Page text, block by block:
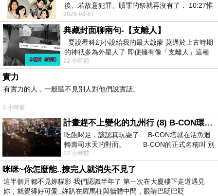
預購並結帳，享有9折優惠。
「好馨情」6吋蛋糕即日起開放早鳥預訂，訂價為1,380
元，只要在4月30日前預購並結帳，享有9折優惠。除此之
外，富士大飯店的立軒中餐廳也將在母親節檔期推出新菜
色，並且設計多套母親節獨家合菜菜單，供應日期為5月
4、5日（母親節前一個週末），以及5月11、12 日（母親
後、若故意犯罪、贖罪的祭就再沒有了． 10:27惟
有戰懼等候審判和那燒滅眾敵人的烈火
2026-08-07
典藏封面聊兩句-【支離人】
要說看科幻小說給我的最大啟蒙 莫過於上古時期
的神祇多為外星人了 即便擁有像「支離人」這種
驚世駭俗的神通法門 也未必讀
22 小時前
實力
有實力的人，一般聽不見別人對他們說實話。
3 小時前
計畫趕不上變化的九州行 (8) B-CON環球塔
吃飽喝足，該認真玩耍了… B-CON塔就在活魚迴
轉壽司水天的對面。 B-CON的正式名稱叫 別
13 小時前
咪咪~你怎麼能..撩完人就消失不見了
這半個月都不見妳貓影 我們認識半年了 第一次在大廈樓下走道遇見
妳，就覺得好可愛..妳趴在羅馬柱與牆體中間，眼睛巴眨巴眨